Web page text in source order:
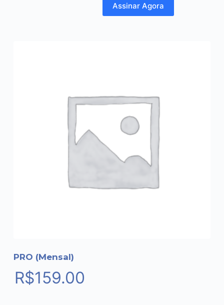
Assinar Agora
PRO (Mensal)
R$159.00